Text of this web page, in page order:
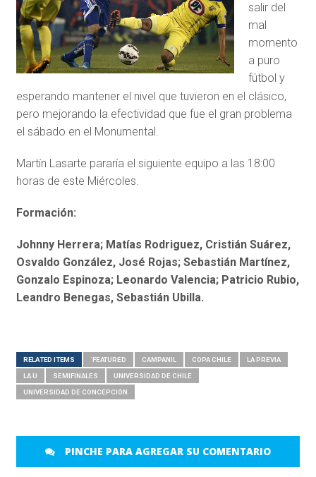
salir del
mal
momento
a puro
fútbol y
esperando mantener el nivel que tuvieron en el clásico,
pero mejorando la efectividad que fue el gran problema
el sábado en el Monumental.
Martín Lasarte pararía el siguiente equipo a las 18:00
horas de este Miércoles.
Formación:
Johnny Herrera; Matías Rodriguez, Cristián Suárez,
Osvaldo González, José Rojas; Sebastián Martínez,
Gonzalo Espinoza; Leonardo Valencia; Patricio Rubio,
Leandro Benegas, Sebastián Ubilla.
RELATED ITEMS ´FEATURED CAMPANIL COPA CHILE LA PREVIA
LA U SEMIFINALES UNIVERSIDAD DE CHILE
UNIVERSIDAD DE CONCEPCIÓN
PINCHE PARA AGREGAR SU COMENTARIO